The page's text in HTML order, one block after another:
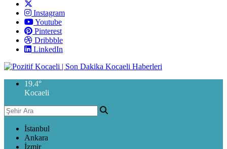
Instagram
Youtube
Pinterest
Dribbble
LinkedIn
19.4°
Kocaeli
İstanbul
Ankara
İzmir